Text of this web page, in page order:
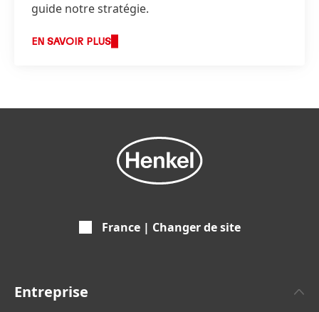
guide notre stratégie.
EN SAVOIR PLUS
France | Changer de site
Entreprise